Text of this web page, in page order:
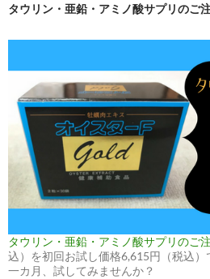
タウリン・亜鉛・アミノ酸サプリのご
タウリン・亜鉛・アミノ酸サプリのご
込）を初回お試し価格6,615円（税込
一カ月、試してみませんか？